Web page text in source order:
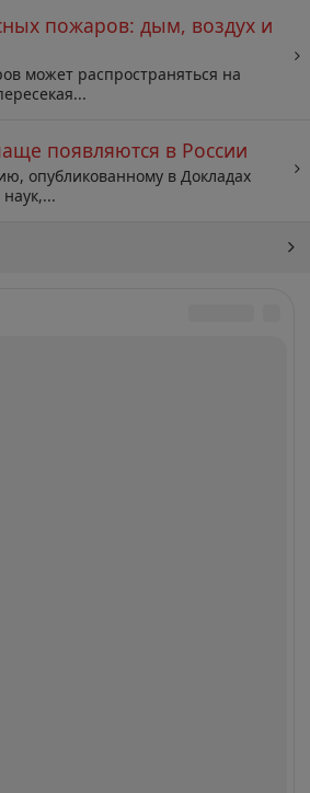
пожаров: дым, воздух и
может распространяться на
появляются в России
опубликованному в Докладах